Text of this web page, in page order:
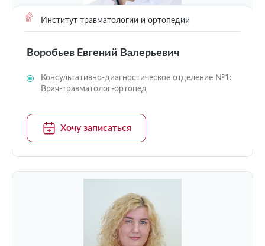
Институт травматологии и ортопедии
Воробьев Евгений Валерьевич
Консультативно-диагностическое отделение №1:
Врач-травматолог-ортопед
Хочу записаться